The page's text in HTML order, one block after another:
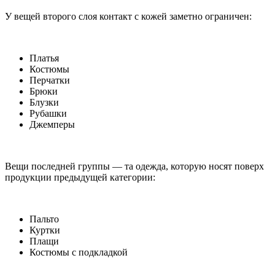
У вещей второго слоя контакт с кожей заметно ограничен:
Платья
Костюмы
Перчатки
Брюки
Блузки
Рубашки
Джемперы
Вещи последней группы — та одежда, которую носят поверх
продукции предыдущей категории:
Пальто
Куртки
Плащи
Костюмы с подкладкой